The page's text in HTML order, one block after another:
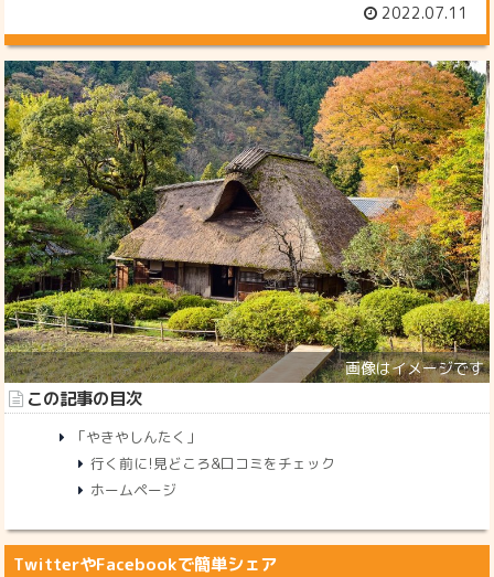
2022.07.11
この記事の目次
「やきやしんたく」
行く前に!見どころ&口コミをチェック
ホームページ
TwitterやFacebookで簡単シェア